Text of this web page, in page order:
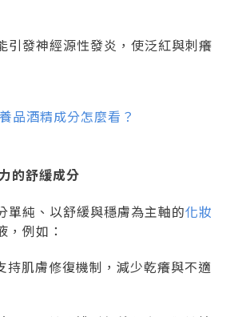
引發神經源性發炎，使泛紅與刺癢
品酒精成分怎麼看？
的舒緩成分
單純、以舒緩與穩膚為主軸的化妝
，例如：
持肌膚修復機制，減少乾癢與不適